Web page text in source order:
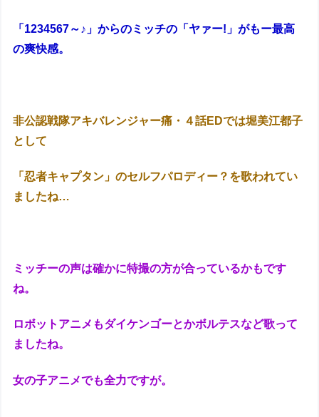
「1234567～♪」からのミッチの「ヤァー!」がもー最高
の爽快感。
非公認戦隊アキバレンジャー痛・４話EDでは堀美江都子
として
「忍者キャプタン」のセルフパロディー？を歌われてい
ましたね…
ミッチーの声は確かに特撮の方が合っているかもです
ね。
ロボットアニメもダイケンゴーとかボルテスなど歌って
ましたね。
女の子アニメでも全力ですが。